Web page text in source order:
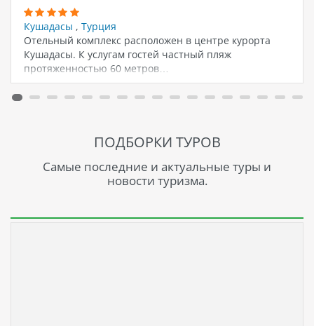
Кушадасы , Турция
Отельный комплекс расположен в центре курорта
Кушадасы. К услугам гостей частный пляж
протяженностью 60 метров…
ПОДБОРКИ ТУРОВ
Самые последние и актуальные туры и
новости туризма.